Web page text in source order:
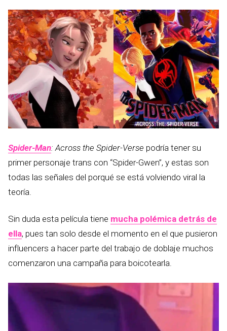
Spider-Man: Across the Spider-Verse podría tener su
primer personaje trans con “Spider-Gwen”, y estas son
todas las señales del porqué se está volviendo viral la
teoría.
Sin duda esta película tiene mucha polémica detrás de
ella, pues tan solo desde el momento en el que pusieron
influencers a hacer parte del trabajo de doblaje muchos
comenzaron una campaña para boicotearla.